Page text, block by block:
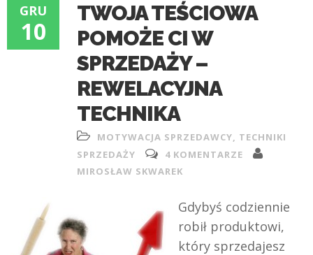
GRU
10
TWOJA TEŚCIOWA
POMOŻE CI W
SPRZEDAŻY –
REWELACYJNA
TECHNIKA
MOTYWACJA SPRZEDAWCY, TECHNIKI
SPRZEDAŻY
4 KOMENTARZE
MIROSŁAW SKWAREK
Gdybyś codziennie
robił produktowi,
który sprzedajesz